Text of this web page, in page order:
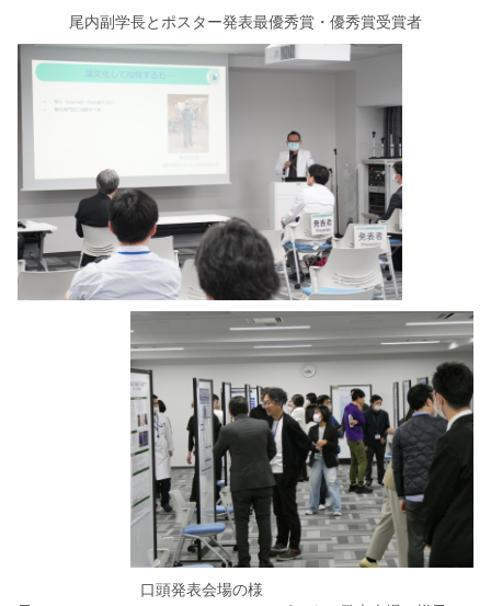
尾内副学長とポスター発表最優秀賞・優秀賞受賞者
口頭発表会場の様